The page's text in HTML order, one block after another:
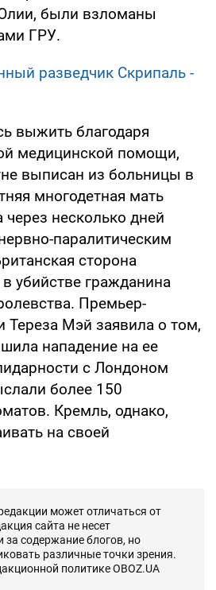
были взломаны
ГРУ.
разведчик Скрипаль -
выжить благодаря
медицинской помощи,
выписан из больницы в
многодетная мать
несколько дней
паралитическим
сторона
убийстве гражданина
Премьер-
Тереза Мэй заявила о том,
нападение на ее
с Лондоном
более 150
Кремль, однако,
на своей
может отличаться от
сайта не несет
за содержание блогов, но
различные точки зрения.
политике OBOZ.UA